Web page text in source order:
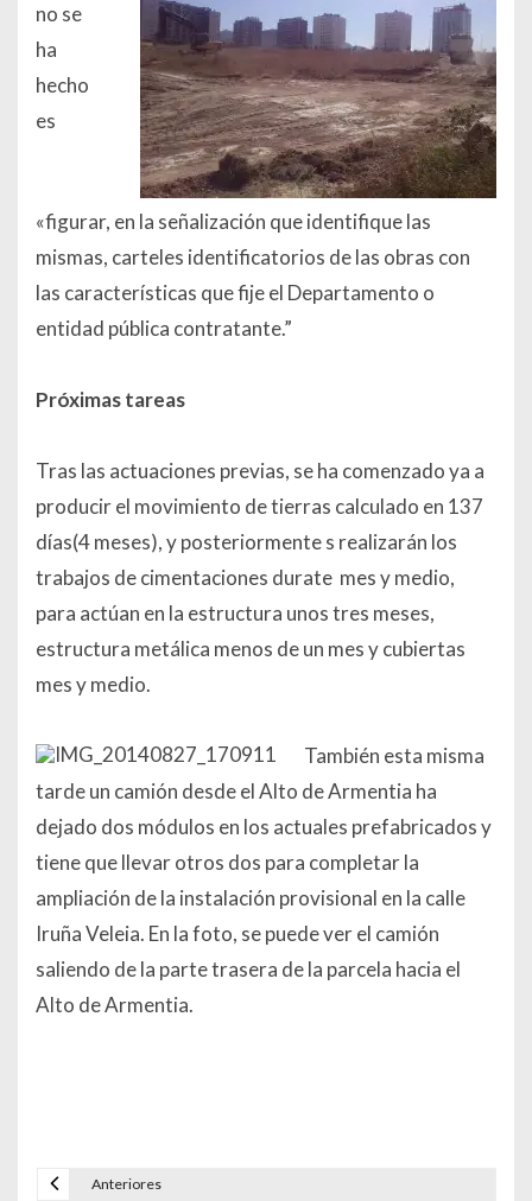
no se
ha
hecho
es
«figurar, en la señalización que identifique las
mismas, carteles identificatorios de las obras con
las características que fije el Departamento o
entidad pública contratante.”
Próximas tareas
Tras las actuaciones previas, se ha comenzado ya a
producir el movimiento de tierras calculado en 137
días(4 meses), y posteriormente s realizarán los
trabajos de cimentaciones durate mes y medio,
para actúan en la estructura unos tres meses,
estructura metálica menos de un mes y cubiertas
mes y medio.
También esta misma
tarde un camión desde el Alto de Armentia ha
dejado dos módulos en los actuales prefabricados y
tiene que llevar otros dos para completar la
ampliación de la instalación provisional en la calle
Iruña Veleia. En la foto, se puede ver el camión
saliendo de la parte trasera de la parcela hacia el
Alto de Armentia.
Anteriores